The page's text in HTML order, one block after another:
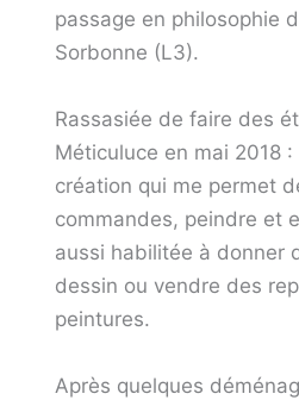
passage en philosophie
Sorbonne (L3).
Rassasiée de faire des
Méticuluce en mai 2018
création qui me permet
commandes, peindre et
aussi habilitée à donner
dessin ou vendre des
peintures.
Après quelques